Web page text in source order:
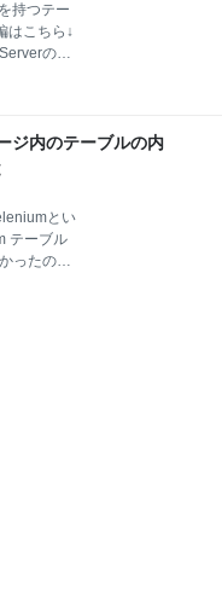
持つテー
はこちら↓
の場
照。
b71
ジ内のテーブルの内
とい
テーブル
ったの
、今回は